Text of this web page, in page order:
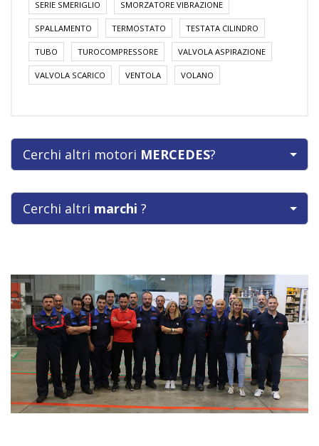
SERIE SMERIGLIO SMORZATORE VIBRAZIONE
SPALLAMENTO TERMOSTATO TESTATA CILINDRO
TUBO TUROCOMPRESSORE VALVOLA ASPIRAZIONE
VALVOLA SCARICO VENTOLA VOLANO
Cerchi altri motori MERCEDES?
Cerchi altri marchi ?